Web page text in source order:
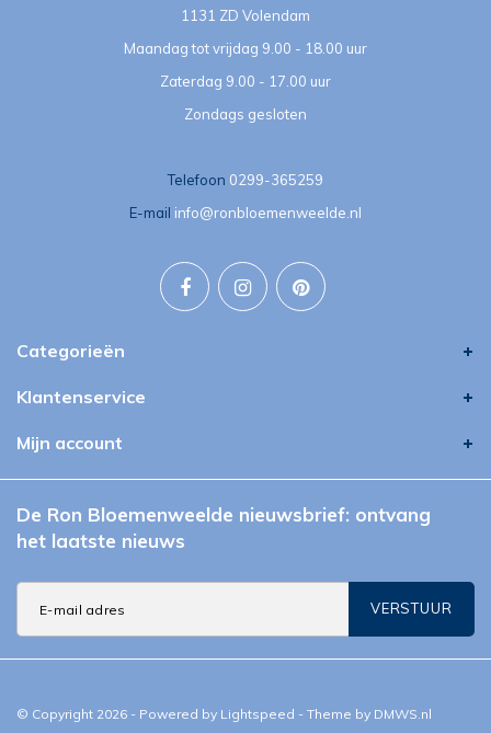
1131 ZD Volendam
Maandag tot vrijdag 9.00 - 18.00 uur
Zaterdag 9.00 - 17.00 uur
Zondags gesloten
Telefoon 0299-365259
E-mail info@ronbloemenweelde.nl
Categorieën
Klantenservice
Mijn account
De Ron Bloemenweelde nieuwsbrief: ontvang
het laatste nieuws
VERSTUUR
© Copyright 2026 - Powered by Lightspeed - Theme by DMWS.nl